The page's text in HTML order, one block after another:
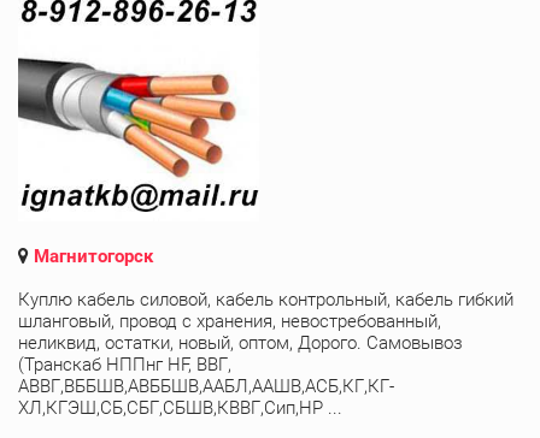
Магнитогорск
Куплю кабель силовой, кабель контрольный, кабель гибкий
шланговый, провод с хранения, невостребованный,
неликвид, остатки, новый, оптом, Дорого. Самовывоз
(Транскаб НППнг HF, ВВГ,
АВВГ,ВББШВ,АВББШВ,ААБЛ,ААШВ,АСБ,КГ,КГ-
ХЛ,КГЭШ,СБ,СБГ,СБШВ,КВВГ,Сип,НР ...